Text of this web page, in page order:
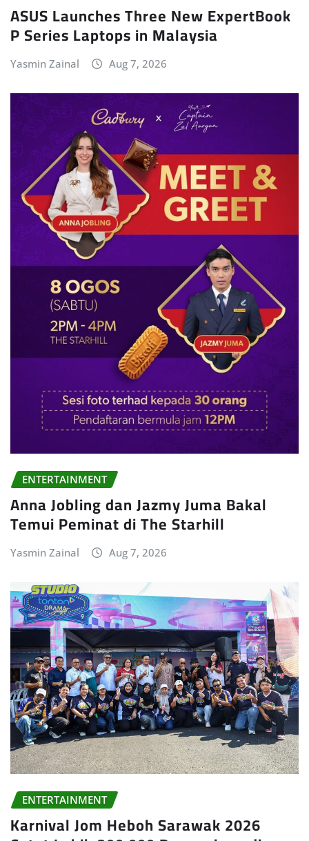
ASUS Launches Three New ExpertBook
P Series Laptops in Malaysia
Yasmin Zainal Aug 7, 2026
ENTERTAINMENT
Anna Jobling dan Jazmy Juma Bakal
Temui Peminat di The Starhill
Yasmin Zainal Aug 7, 2026
ENTERTAINMENT
Karnival Jom Heboh Sarawak 2026